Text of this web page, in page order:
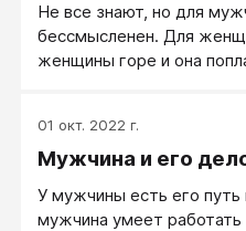
Не все знают, но для
бессмысленен. Для
женщины горе и она
так, их горе и их боль
Мужчины не плачут,
мужчинами, то есть
01 окт. 2022 г.
Мужчина и его
У мужчины есть его
мужчина умеет